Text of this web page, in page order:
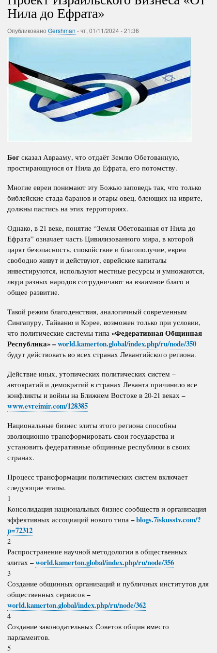
Нила до Ефрата»
Опубликовано Gershman -чт, 01/11/2024 - 21:36
Бог сказал Аврааму, что отдаёт Землю Обетованную,
простирающуюся от Нила до Ефрата, его потомству.
Многие евреи понимают эту Божью заповедь так, что только
библейские стада баранов и отары овец, блеющих на иврите,
должны пастись на этих территориях.
Однако, в 21 веке, понятие “Земля Обетованная от Нила до
Ефрата” означает часть Цивилизованного мира, в которой
царят безопасность, спокойствие и благополучие, евреи
свободно живут и действуют, еврейские капиталы
инвестируются, используют местные ресурсы и умножаются,
люди разных народов сотрудничают на взаимное благо и
общее развитие.
Такой режим благоденствия, аналогичный современным
Сингапуру, Тайваню и Корее, возможен только при условии,
что политические системы типа «Федеративная Общинная
Республика» –world.kamerton.global/index.php/ru/node/350
будут действовать во всех странах Левантийского региона.
Действие иных, утопических политических систем –
автократий и демократий в странах Леванта причинило все
конфликты и войны на Ближнем Востоке в 20-21 веках –
www.evreimir.com/128385
Национальные бизнес элиты этого региона способны
эволюционно трансформировать свои государства и
установить федеративные общинные республики в своих
странах.
Процесс трансформации политических систем включает
следующие этапы.
1
Консолидация национальных бизнес сообществ и организация
эффективных ассоциаций нового типа –blogs.7iskusstv.com/?
p=72312
2
Распространение научной методологии в общественных
элитах –world.kamerton.global/index.php/ru/node/356
3
Создание общинных организаций и публичных институтов для
общественных сервисов –
world.kamerton.global/index.php/ru/node/362
4
Создание законодательных Советов общин вместо
парламентов.
5